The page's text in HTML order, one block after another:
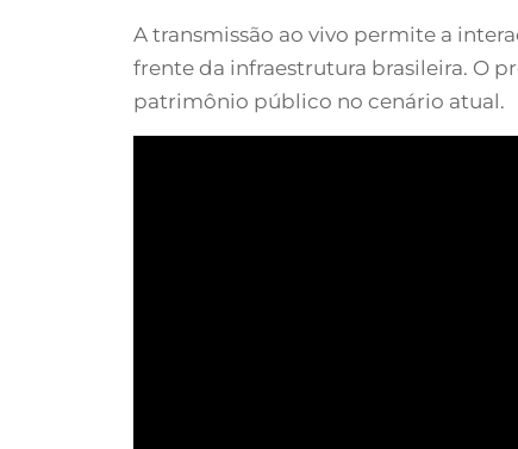
A transmissão ao vivo permite a
frente da infraestrutura brasileira. O
patrimônio público no cenário atual.